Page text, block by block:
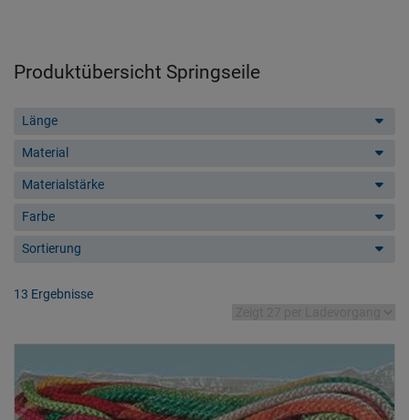
Produktübersicht Springseile
Länge
Material
Materialstärke
Farbe
Sortierung
13 Ergebnisse